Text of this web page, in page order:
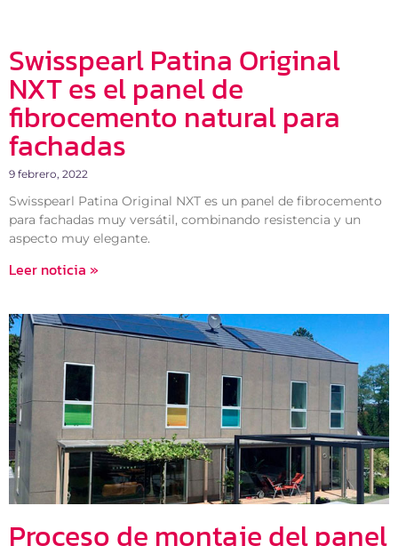
Swisspearl Patina Original
NXT es el panel de
fibrocemento natural para
fachadas
9 febrero, 2022
Swisspearl Patina Original NXT es un panel de fibrocemento
para fachadas muy versátil, combinando resistencia y un
aspecto muy elegante.
Leer noticia »
Proceso de montaje del panel